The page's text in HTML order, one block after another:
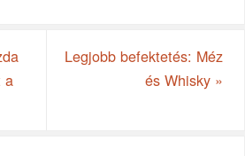
a
Legjobb befektetés: Méz
és Whisky »